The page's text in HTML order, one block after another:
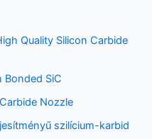
Quality Silicon Carbide
Bonded SiC
Nozzle
szilícium-karbid